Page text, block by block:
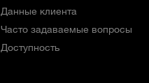
Данные клиента
Часто задаваемые вопросы
Доступность